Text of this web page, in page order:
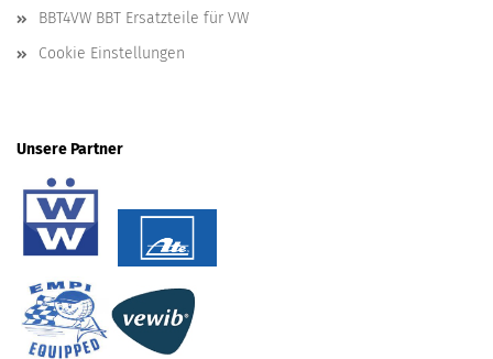
BBT4VW BBT Ersatzteile für VW
Cookie Einstellungen
Unsere Partner